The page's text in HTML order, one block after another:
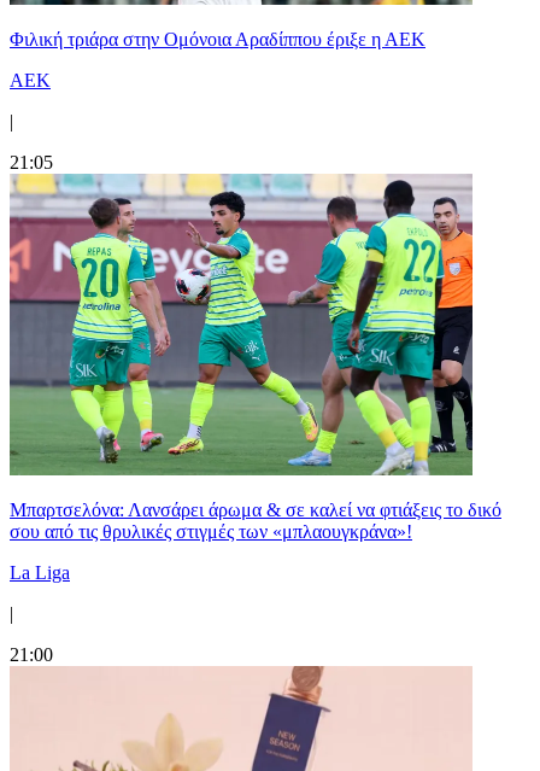
Φιλική τριάρα στην Ομόνοια Αραδίππου έριξε η ΑΕΚ
ΑΕΚ
|
21:05
Μπαρτσελόνα: Λανσάρει άρωμα & σε καλεί να φτιάξεις το δικό
σου από τις θρυλικές στιγμές των «μπλαουγκράνα»!
La Liga
|
21:00